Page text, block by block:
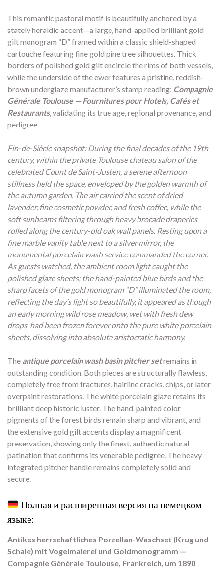
This romantic pastoral motif is beautifully anchored by a
stately heraldic accent—a large,hand-applied brilliant gold
gilt monogram “D” framed within a classic shield-shaped
cartouche featuring fine gold pine tree silhouettes. Thick
borders of polished gold gilt encircle the rims of both vessels,
while the underside of the ewer features a pristine,reddish-
brown underglaze manufacturer’s stamp reading: Compagnie
Générale Toulouse — Fournitures pour Hotels, Cafés et
Restaurants,validating its true age,regional provenance,and
pedigree.
Fin-de-Siècle snapshot: During the final decades of the 19th
century, within the private Toulouse chateau salon of the
celebrated Count de Saint-Justen, a serene afternoon
stillness held the space, enveloped by the golden warmth of
the autumn garden. The air carried the scent of dried
lavender, fine cosmetic powder, and fresh coffee, while the
soft sunbeams filtering through heavy brocade draperies
rolled along the century-old oak wall panels. Resting upon a
fine marble vanity table next to a silver mirror, the
monumental porcelain wash service commanded the corner.
As guests watched, the ambient room light caught the
polished glaze sheets; the hand-painted blue birds and the
sharp facets of the gold monogram “D” illuminated the room,
reflecting the day’s light so beautifully, it appeared as though
an early morning wild rose meadow, wet with fresh dew
drops, had been frozen forever onto the pure white porcelain
sheets, dissolving into absolute aristocratic harmony.
The antique porcelain wash basin pitcher setremains in
outstanding condition. Both pieces are structurally flawless,
completely free from fractures,hairline cracks,chips,or later
overpaint restorations. The white porcelain glaze retains its
brilliant deep historic luster. The hand-painted color
pigments of the forest birds remain sharp and vibrant,and
the extensive gold gilt accents display a magnificent
preservation,showing only the finest,authentic natural
patination that confirms its venerable pedigree. The heavy
integrated pitcher handle remains completely solid and
secure.
Полная и расширенная версия на немецком
языке:
Antikes herrschaftliches Porzellan-Waschset (Krug und
Schale) mit Vogelmalerei und Goldmonogramm —
Compagnie Générale Toulouse, Frankreich, um 1890